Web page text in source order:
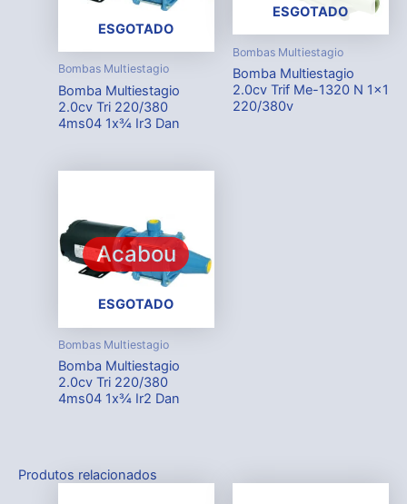
ESGOTADO
Bombas Multiestagio
Bomba Multiestagio
2.0cv Tri 220/380
4ms04 1x¾ Ir3 Dan
ESGOTADO
Bombas Multiestagio
Bomba Multiestagio
2.0cv Trif Me-1320 N 1×1
220/380v
Acabou
ESGOTADO
Bombas Multiestagio
Bomba Multiestagio
2.0cv Tri 220/380
4ms04 1x¾ Ir2 Dan
Produtos relacionados